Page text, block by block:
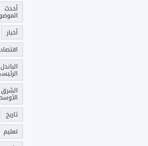
أحدث
أخبار
اقتصاد
الباندل
الشرق
تاريخ
تعليم